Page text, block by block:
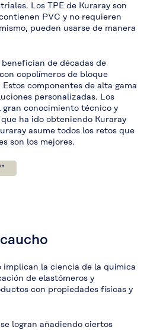
Los TPE de Kuraray son
PVC y no requieren
pueden usarse de manera
de décadas de
copolímeros de bloque
componentes de alta gama
personalizadas. Los
conocimiento técnico y
ha ido obteniendo Kuraray
asume todos los retos que
son los mejores.
implican la ciencia de la química
de elastómeros y
con propiedades físicas y
logran añadiendo ciertos